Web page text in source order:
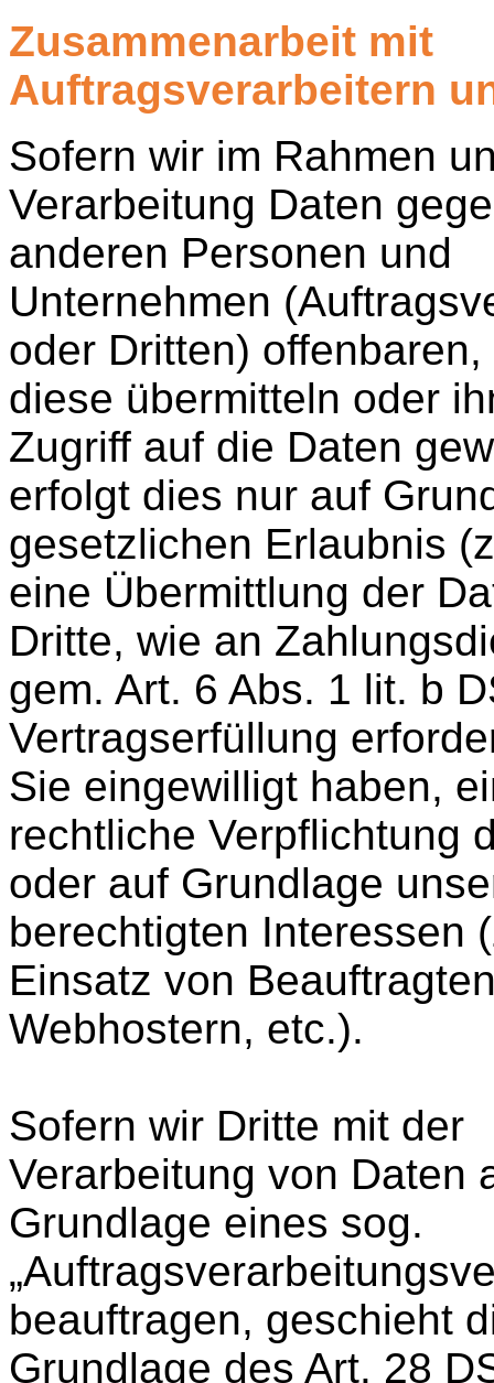
Zusammenarbeit mit
Auftragsverarbeitern
Sofern wir im Rahmen
Verarbeitung Daten
anderen Personen und
Unternehmen
oder Dritten)
diese übermitteln oder
Zugriff auf die Daten
erfolgt dies nur auf
gesetzlichen Erlaubnis
eine Übermittlung der
Dritte, wie an
gem. Art. 6 Abs. 1 lit. b
Vertragserfüllung
Sie eingewilligt haben,
rechtliche Verpflichtung
oder auf Grundlage
berechtigten Interessen
Einsatz von
Webhostern, etc.).
Sofern wir Dritte mit der
Verarbeitung von Daten
Grundlage eines sog.
beauftragen, geschieht
Grundlage des Art. 28